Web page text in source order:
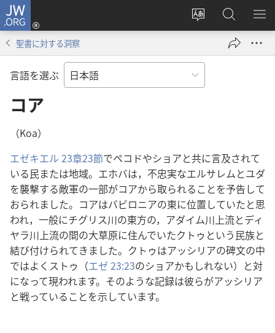
JW.ORG
サ
ト
の
言
る
ロ
グ
ン
し
開
く）
JW.ORG
の
検
メ
を
聖書に対する洞察
言語を選ぶ
コア
（Koa）
エゼキエル 23章23節でペコドやショアと共に言及されて
いる民または地域。エホバは，不忠実なエルサレムとユダ
を襲撃する敵軍の一部がコアから取られることを予告して
おられました。コアはバビロニアの東に位置していたと思
われ，一般にチグリス川の東方の，アダイム川上流とディ
ヤラ川上流の間の大草原に住んでいたクトゥという民族と
結び付けられてきました。クトゥはアッシリアの碑文の中
ではよくストゥ（エゼ 23:23のショアかもしれない）と対
になって現われます。そのような記録は彼らがアッシリア
と戦っていることを示しています。